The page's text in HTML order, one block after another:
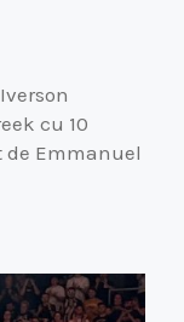
cu 10
de Emmanuel